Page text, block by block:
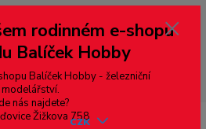
a jiných zemí, pokud chcete platit v eurech
pro přepočet měny - pravý horní roh ---
důvodu zásilku nevyzvednete, bude po
platbou za poštovné, v opačném
přidán na blacklist a rušeny následující
objednávky.
CZK
rodinném e-shopu
Balíček Hobby
Balíček Hobby - železniční
modelářství.
nás najdete?
Žižkova 758